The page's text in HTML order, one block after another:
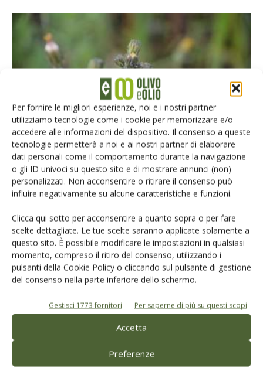
Per fornire le migliori esperienze, noi e i nostri partner
utilizziamo tecnologie come i cookie per memorizzare e/o
accedere alle informazioni del dispositivo. Il consenso a queste
tecnologie permetterà a noi e ai nostri partner di elaborare
dati personali come il comportamento durante la navigazione
o gli ID univoci su questo sito e di mostrare annunci (non)
personalizzati. Non acconsentire o ritirare il consenso può
influire negativamente su alcune caratteristiche e funzioni.
Clicca qui sotto per acconsentire a quanto sopra o per fare
scelte dettagliate. Le tue scelte saranno applicate solamente a
questo sito. È possibile modificare le impostazioni in qualsiasi
momento, compreso il ritiro del consenso, utilizzando i
pulsanti della Cookie Policy o cliccando sul pulsante di gestione
del consenso nella parte inferiore dello schermo.
Gestisci 1773 fornitori Per saperne di più su questi scopi
Accetta
Preferenze
ATTUALITÀ
In Puglia riparte il monitoraggio civico
volontario della sputacchina
Giuseppe Francesco Sportelli 11 Aprile 2022
Monitoraggio Xylella, ancora focolai tra
Alberobello e Locorotondo
Di